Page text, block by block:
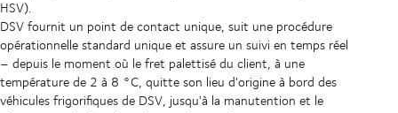
HSV).
DSV fournit un point de contact unique, suit une procédure
opérationnelle standard unique et assure un suivi en temps réel
– depuis le moment où le fret palettisé du client, à une
température de 2 à 8 °C, quitte son lieu d'origine à bord des
véhicules frigorifiques de DSV, jusqu'à la manutention et le